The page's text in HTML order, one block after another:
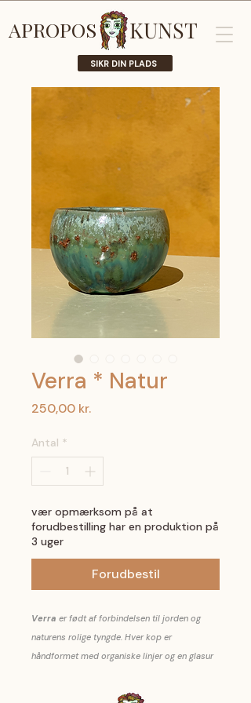
APROPOS KUNST
SIKR DIN PLADS
Verra * Natur
250,00 kr.Pris
Antal *
vær opmærksom på at
forudbestilling har en produktion på
3 uger
Forudbestil
Verra er født af forbindelsen til jorden og
naturens rolige tyngde. Hver kop er
håndformet med organiske linjer og en glasur
spor og bløde bevægelser, som gør hver